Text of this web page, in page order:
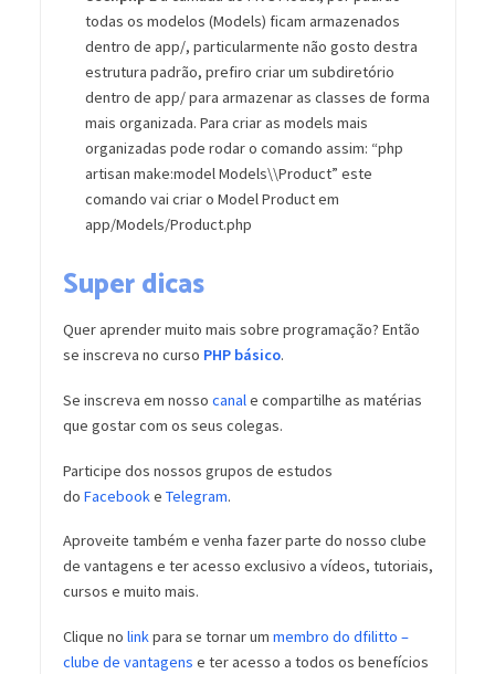
todas os modelos (Models) ficam armazenados
dentro de app/, particularmente não gosto destra
estrutura padrão, prefiro criar um subdiretório
dentro de app/ para armazenar as classes de forma
mais organizada. Para criar as models mais
organizadas pode rodar o comando assim: “php
artisan make:model Models\\Product” este
comando vai criar o Model Product em
app/Models/Product.php
Super dicas
Quer aprender muito mais sobre programação? Então
se inscreva no curso PHP básico.
Se inscreva em nosso canal e compartilhe as matérias
que gostar com os seus colegas.
Participe dos nossos grupos de estudos
do Facebook e Telegram.
Aproveite também e venha fazer parte do nosso clube
de vantagens e ter acesso exclusivo a vídeos, tutoriais,
cursos e muito mais.
Clique no linkpara se tornar um membro do dfilitto –
clube de vantagens e ter acesso a todos os benefícios